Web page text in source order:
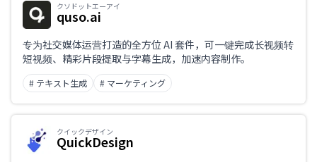
クソドットエーアイ
quso.ai
专为社交媒体运营打造的全方位 AI 套件，可一键完成长视频转
短视频、精彩片段提取与字幕生成，加速内容制作。
# テキスト生成 # マーケティング
クイックデザイン
QuickDesign